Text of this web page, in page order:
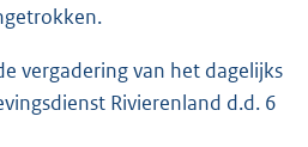
vergadering van het dagelijks
Rivierenland d.d. 6